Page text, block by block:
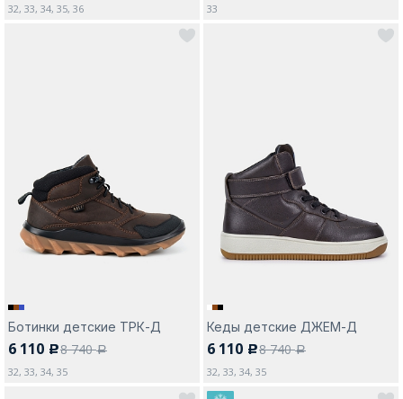
32, 33, 34, 35, 36
33
Ботинки детские ТРК-Д
6 110 c8 740a
32, 33, 34, 35
Кеды детские ДЖЕМ-Д
6 110 c8 740a
32, 33, 34, 35